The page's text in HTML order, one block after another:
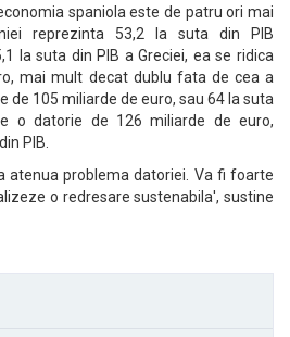
spaniola este de patru ori mai
reprezinta 53,2 la suta din PIB
la suta din PIB a Greciei, ea se ridica
mai mult decat dublu fata de cea a
de 105 miliarde de euro, sau 64 la suta
o datorie de 126 miliarde de euro,
PIB.
atenua problema datoriei. Va fi foarte
o redresare sustenabila', sustine